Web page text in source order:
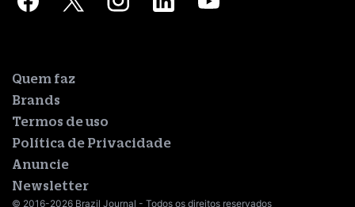
Quem faz
Brands
Termos de uso
Política de Privacidade
Anuncie
Newsletter
© 2016-2026 Brazil Journal - Todos os direitos reservados